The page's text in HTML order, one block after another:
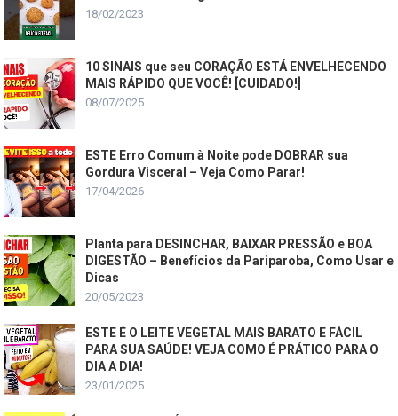
18/02/2023
10 SINAIS que seu CORAÇÃO ESTÁ ENVELHECENDO
MAIS RÁPIDO QUE VOCÊ! [CUIDADO!]
08/07/2025
ESTE Erro Comum à Noite pode DOBRAR sua
Gordura Visceral – Veja Como Parar!
17/04/2026
Planta para DESINCHAR, BAIXAR PRESSÃO e BOA
DIGESTÃO – Benefícios da Pariparoba, Como Usar e
Dicas
20/05/2023
ESTE É O LEITE VEGETAL MAIS BARATO E FÁCIL
PARA SUA SAÚDE! VEJA COMO É PRÁTICO PARA O
DIA A DIA!
23/01/2025